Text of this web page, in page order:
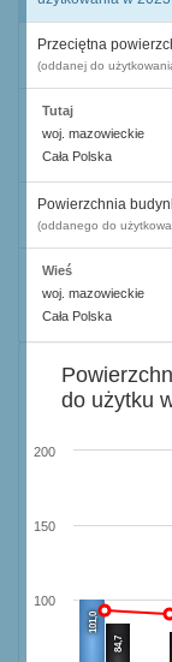
Przeciętna
(oddanej do
Tutaj
woj. mazowieckie
Cała Polska
Powierzchnia
(oddanego do
Wieś
woj. mazowieckie
Cała Polska
101,0
84,7
100
150
200
do użytku